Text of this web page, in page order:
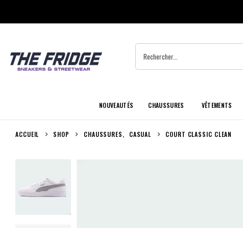
NOUVEAUTÉS CHAUSSURES VÊTEMENTS
ACCUEIL SHOP CHAUSSURES, CASUAL COURT CLASSIC CLEAN